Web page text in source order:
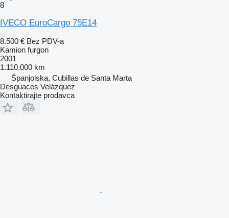
8
IVECO EuroCargo 75E14
8.500 € Bez PDV-a
Kamion furgon
2001
1.110.000 km
Španjolska, Cubillas de Santa Marta
Desguaces Velázquez
Kontaktirajte prodavca